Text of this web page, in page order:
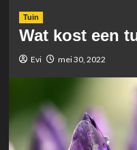
Tuin
Wat kost een
Evi mei 30, 2022